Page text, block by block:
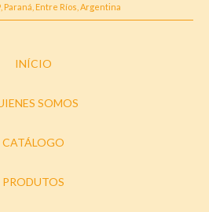
Paraná, Entre Ríos, Argentina
INÍCIO
SOMOS
CATÁLOGO
PRODUTOS